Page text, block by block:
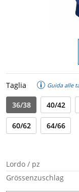
Taglia Guida alle
36/38 40/42
60/62 64/66
Lordo / pz
Grössenzuschlag